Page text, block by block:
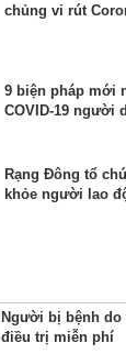
chủng vi rút
9 biện pháp mới
COVID-19 người
Rạng Đông tổ
khỏe người lao
Người bị bệnh
điều trị miễn phí